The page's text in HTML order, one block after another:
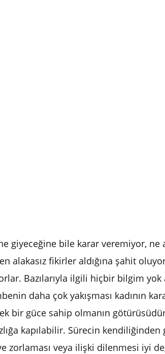
giyeceğine bile karar veremiyor, ne
alakasız fikirler aldığına şahit
Bazılarıyla ilgili hiçbir bilgim yok
daha çok yakışması kadının
güce sahip olmanın
kapılabilir. Sürecin kendiliğinden
zorlaması veya ilişki dilenmesi iyi